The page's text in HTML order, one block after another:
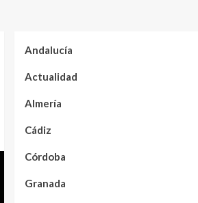
Andalucía
Actualidad
Almería
Cádiz
Córdoba
Granada